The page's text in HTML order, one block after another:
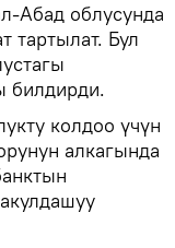
Абад облусунда
тартылат. Бул
билдирди.
колдоо үчүн
алкагында